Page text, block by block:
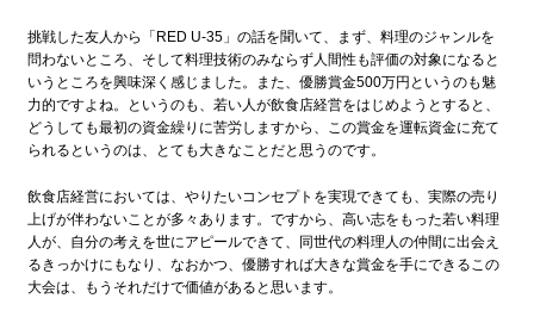
挑戦した友人から「RED U-35」の話を聞いて、まず、料理のジャンルを
問わないところ、そして料理技術のみならず人間性も評価の対象になると
いうところを興味深く感じました。また、優勝賞金500万円というのも魅
力的ですよね。というのも、若い人が飲食店経営をはじめようとすると、
どうしても最初の資金繰りに苦労しますから、この賞金を運転資金に充て
られるというのは、とても大きなことだと思うのです。
飲食店経営においては、やりたいコンセプトを実現できても、実際の売り
上げが伴わないことが多々あります。ですから、高い志をもった若い料理
人が、自分の考えを世にアピールできて、同世代の料理人の仲間に出会え
るきっかけにもなり、なおかつ、優勝すれば大きな賞金を手にできるこの
大会は、もうそれだけで価値があると思います。